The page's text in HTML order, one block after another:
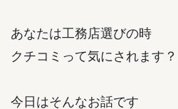
あなたは工務店選びの時
クチコミって気にされます？
今日はそんなお話です